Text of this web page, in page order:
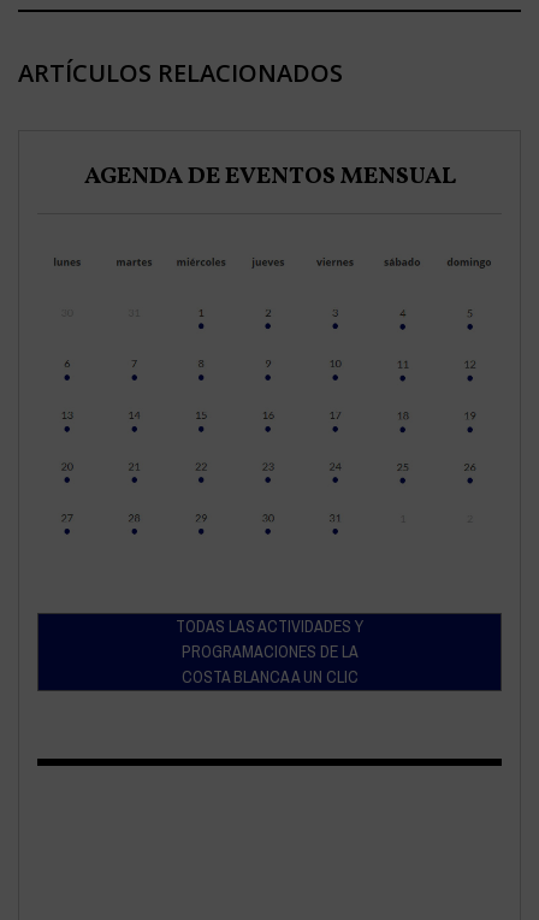
ARTÍCULOS RELACIONADOS
AGENDA DE EVENTOS MENSUAL
TODAS LAS ACTIVIDADES Y
PROGRAMACIONES DE LA
COSTA BLANCA A UN CLIC